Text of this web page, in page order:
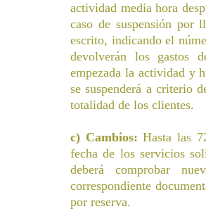
actividad media hora
caso de suspensión
escrito, indicando el
devolverán los gastos
empezada la actividad y
se suspenderá a criterio
totalidad de los clientes.
c) Cambios: Hasta las
fecha de los servicios
deberá comprobar
correspondiente
por reserva.